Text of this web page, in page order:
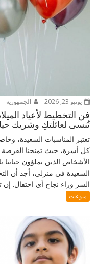
يونيو 23, 2026 الجمهورية
فن التخطيط لأعياد
تُنسى لعائلتكِ وشريك
تعتبر المناسبات السعيدة،
كل أسرة، حيث تمنحنا الفرصة
الأشخاص الذين يملؤون
السعيدة في منزلي، أجد أن
السر وراء نجاح أي احتفال. إن
منوعات